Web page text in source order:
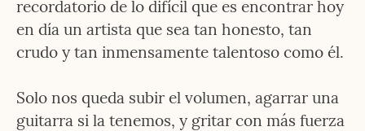
recordatorio de lo difícil que es encontrar hoy
en día un artista que sea tan honesto, tan
crudo y tan inmensamente talentoso como él.
Solo nos queda subir el volumen, agarrar una
guitarra si la tenemos, y gritar con más fuerza